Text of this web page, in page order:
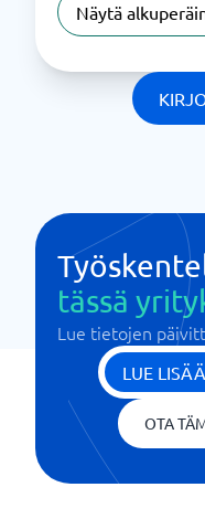
Näytä
tässä
Lue tietojen
LUE
OTA